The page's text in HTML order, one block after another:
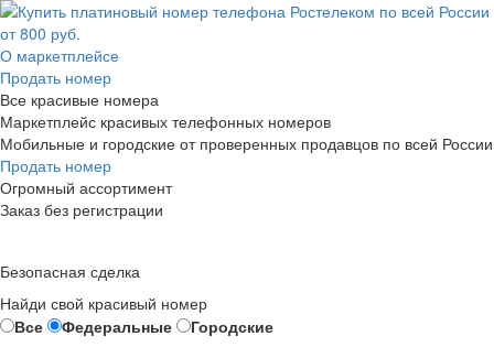
О маркетплейсе
Продать номер
Все красивые номера
Маркетплейс красивых телефонных номеров
Мобильные и городские от проверенных продавцов по всей России
Продать номер
Огромный ассортимент
Заказ без регистрации
Безопасная сделка
Найди свой красивый номер
Все
Федеральные
Городские